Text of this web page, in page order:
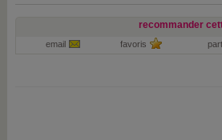
recommander
email favoris